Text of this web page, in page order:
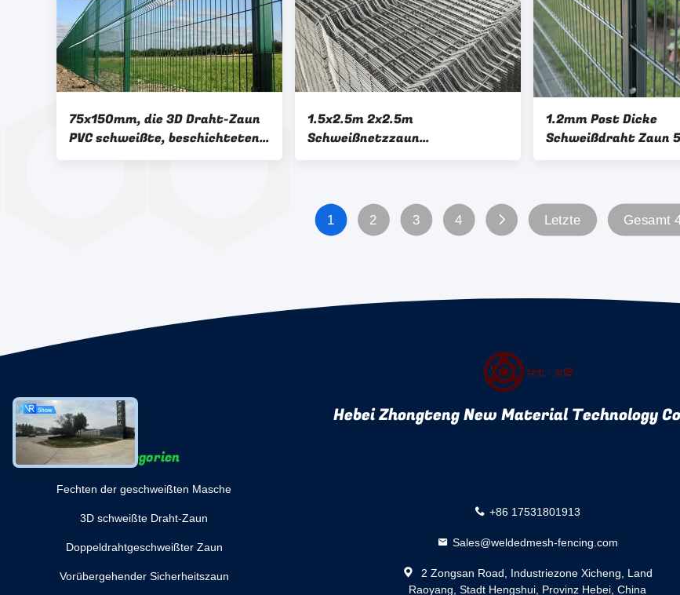
75x150mm, die 3D Draht-Zaun
PVC schweißte, beschichteten
Gi-Draht Mesh Custom
1.5x2.5m 2x2.5m
Schweißnetzzaun
Galvanisierter Stahl
1.2mm Post Dicke
Schweißdraht Zaun
Verzinkte
1 2 3 4 Letzte Gesamt
Hebei Zhongteng New Material Technology
Kategorien
Fechten der geschweißten Masche
3D schweißte Draht-Zaun
Doppeldrahtgeschweißter Zaun
Vorübergehender Sicherheitszaun
+86 17531801913
Sales@weldedmesh-fencing.com
2 Zongsan Road, Industriezone Xicheng, Land
Raoyang, Stadt Hengshui, Provinz Hebei, China